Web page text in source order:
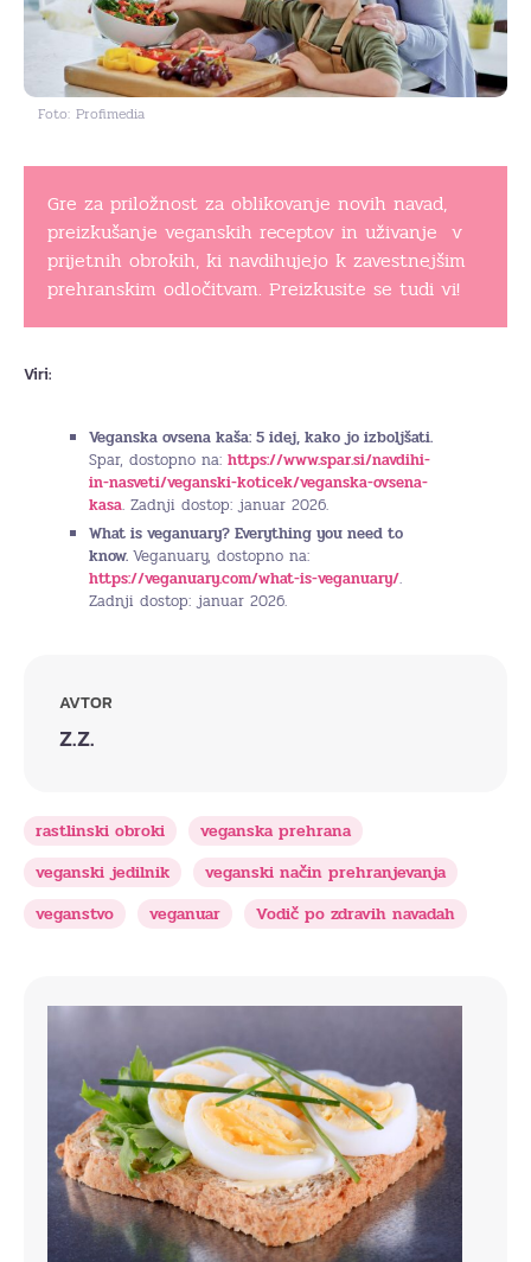
Foto: Profimedia
Gre za priložnost za oblikovanje novih navad,
preizkušanje veganskih receptov in uživanje v
prijetnih obrokih, ki navdihujejo k zavestnejšim
prehranskim odločitvam. Preizkusite se tudi vi!
Viri:
Veganska ovsena kaša: 5 idej, kako jo izboljšati.
Spar, dostopno na: https://www.spar.si/navdihi-
in-nasveti/veganski-koticek/veganska-ovsena-
kasa. Zadnji dostop: januar 2026.
What is veganuary? Everything you need to
know. Veganuary, dostopno na:
https://veganuary.com/what-is-veganuary/.
Zadnji dostop: januar 2026.
AVTOR
Z.Z.
rastlinski obroki
veganska prehrana
veganski jedilnik
veganski način prehranjevanja
veganstvo
veganuar Vodič po zdravih navadah